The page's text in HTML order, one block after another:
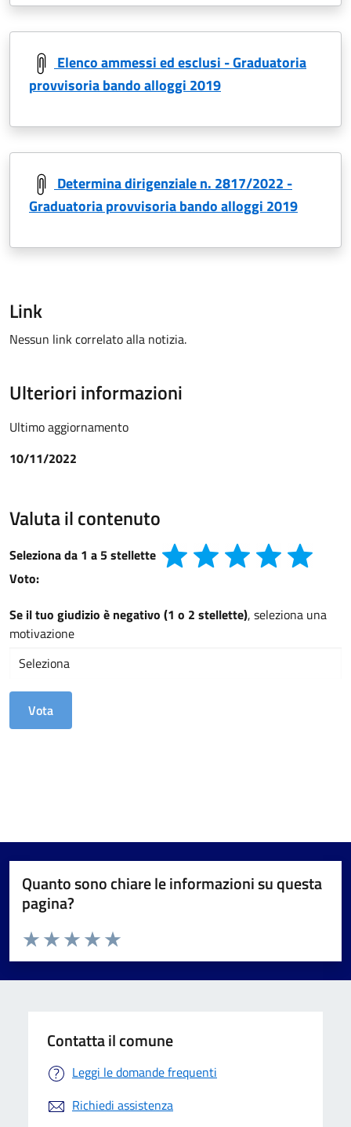
Elenco ammessi ed esclusi - Graduatoria
provvisoria bando alloggi 2019
Determina dirigenziale n. 2817/2022 -
Graduatoria provvisoria bando alloggi 2019
Link
Nessun link correlato alla notizia.
Ulteriori informazioni
Ultimo aggiornamento
10/11/2022
Valuta il contenuto
Seleziona da 1 a 5 stellette
Voto:
Se il tuo giudizio è negativo (1 o 2 stellette), seleziona una
motivazione
Quanto sono chiare le informazioni su questa
pagina?
Valuta da 1 a 5 stelle la pagina
Valuta 5 stelle su 5
Valuta 4 stelle su 5
Valuta 3 stelle su 5
Valuta 2 stelle su 5
Valuta 1 stelle su 5
Contatta il comune
Leggi le domande frequenti
Richiedi assistenza